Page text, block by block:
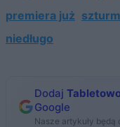
premiera już
niedługo
szturm
Dodaj
Google
Nasze artykuły